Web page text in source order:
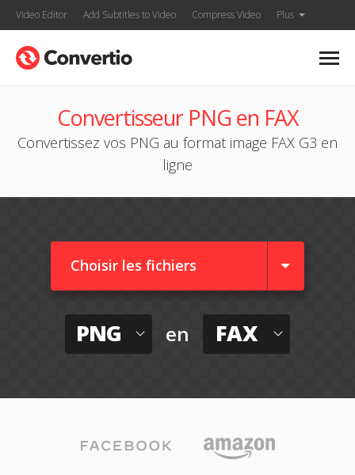
Video Editor Add Subtitles to Video Compress Video Plus
Convertisseur PNG en FAX
Convertissez vos PNG au format image FAX G3 en
ligne
Choisir les fichiers
PNG en FAX